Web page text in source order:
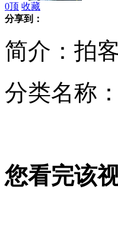
盘点：十大骗子产业
0顶 收藏
分享到：
简介：拍
分类名称：
您看完该